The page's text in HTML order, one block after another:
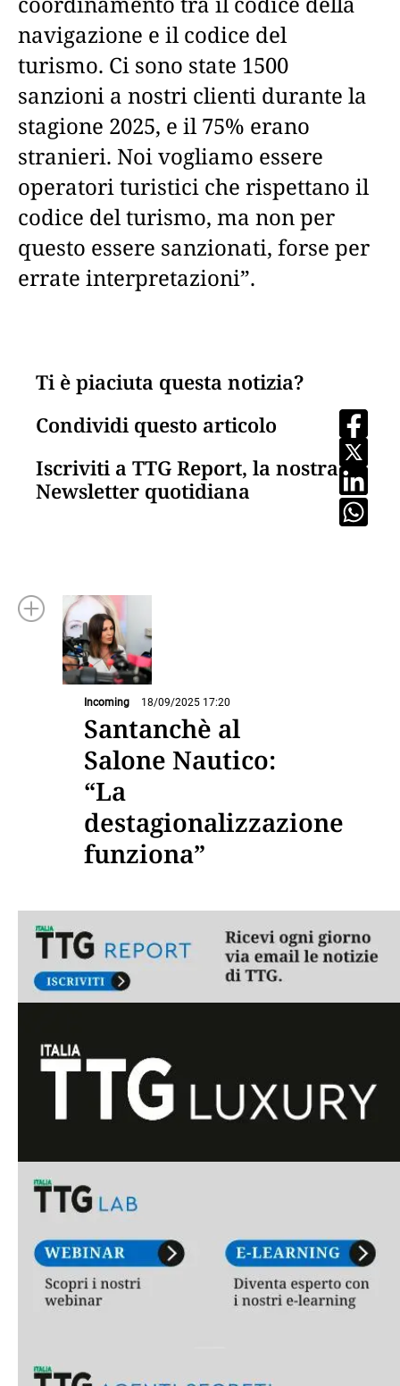
navigazione e il codice del
turismo. Ci sono state 1500
sanzioni a nostri clienti durante la
stagione 2025, e il 75% erano
stranieri. Noi vogliamo essere
operatori turistici che rispettano il
codice del turismo, ma non per
questo essere sanzionati, forse per
errate interpretazioni”.
Ti è piaciuta questa notizia?
Condividi questo articolo
Iscriviti a TTG Report, la nostra
Newsletter quotidiana
Incoming 18/09/2025 17:20
Santanchè al
Salone Nautico:
“La
destagionalizzazione
funziona”